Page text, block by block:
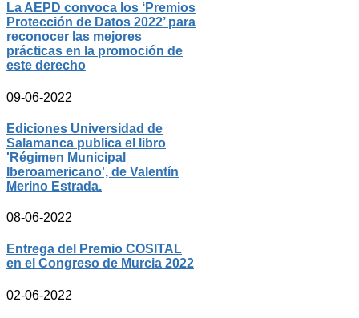
La AEPD convoca los ‘Premios
Protección de Datos 2022’ para
reconocer las mejores
prácticas en la promoción de
este derecho
09-06-2022
Ediciones Universidad de
Salamanca publica el libro
'Régimen Municipal
Iberoamericano', de Valentín
Merino Estrada.
08-06-2022
Entrega del Premio COSITAL
en el Congreso de Murcia 2022
02-06-2022